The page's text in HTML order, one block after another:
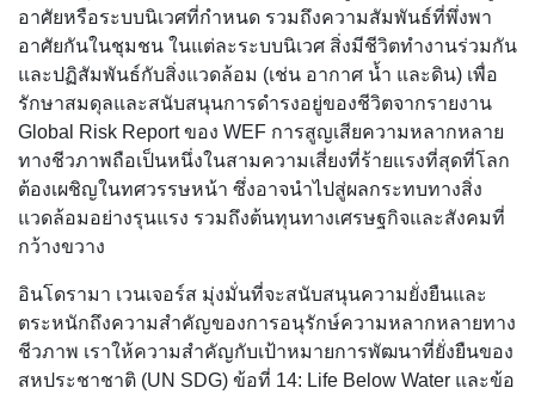
อาศัยหรือระบบนิเวศที่กำหนด รวมถึงความสัมพันธ์ที่พึ่งพา
อาศัยกันในชุมชน ในแต่ละระบบนิเวศ สิ่งมีชีวิตทำงานร่วมกัน
และปฏิสัมพันธ์กับสิ่งแวดล้อม (เช่น อากาศ น้ำ และดิน) เพื่อ
รักษาสมดุลและสนับสนุนการดำรงอยู่ของชีวิตจากรายงาน
Global Risk Report ของ WEF การสูญเสียความหลากหลาย
ทางชีวภาพถือเป็นหนึ่งในสามความเสี่ยงที่ร้ายแรงที่สุดที่โลก
ต้องเผชิญในทศวรรษหน้า ซึ่งอาจนำไปสู่ผลกระทบทางสิ่ง
แวดล้อมอย่างรุนแรง รวมถึงต้นทุนทางเศรษฐกิจและสังคมที่
กว้างขวาง
อินโดรามา เวนเจอร์ส มุ่งมั่นที่จะสนับสนุนความยั่งยืนและ
ตระหนักถึงความสำคัญของการอนุรักษ์ความหลากหลายทาง
ชีวภาพ เราให้ความสำคัญกับเป้าหมายการพัฒนาที่ยั่งยืนของ
สหประชาชาติ (UN SDG) ข้อที่ 14: Life Below Water และข้อ